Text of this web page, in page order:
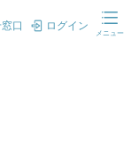
口 ログイン
メニュー